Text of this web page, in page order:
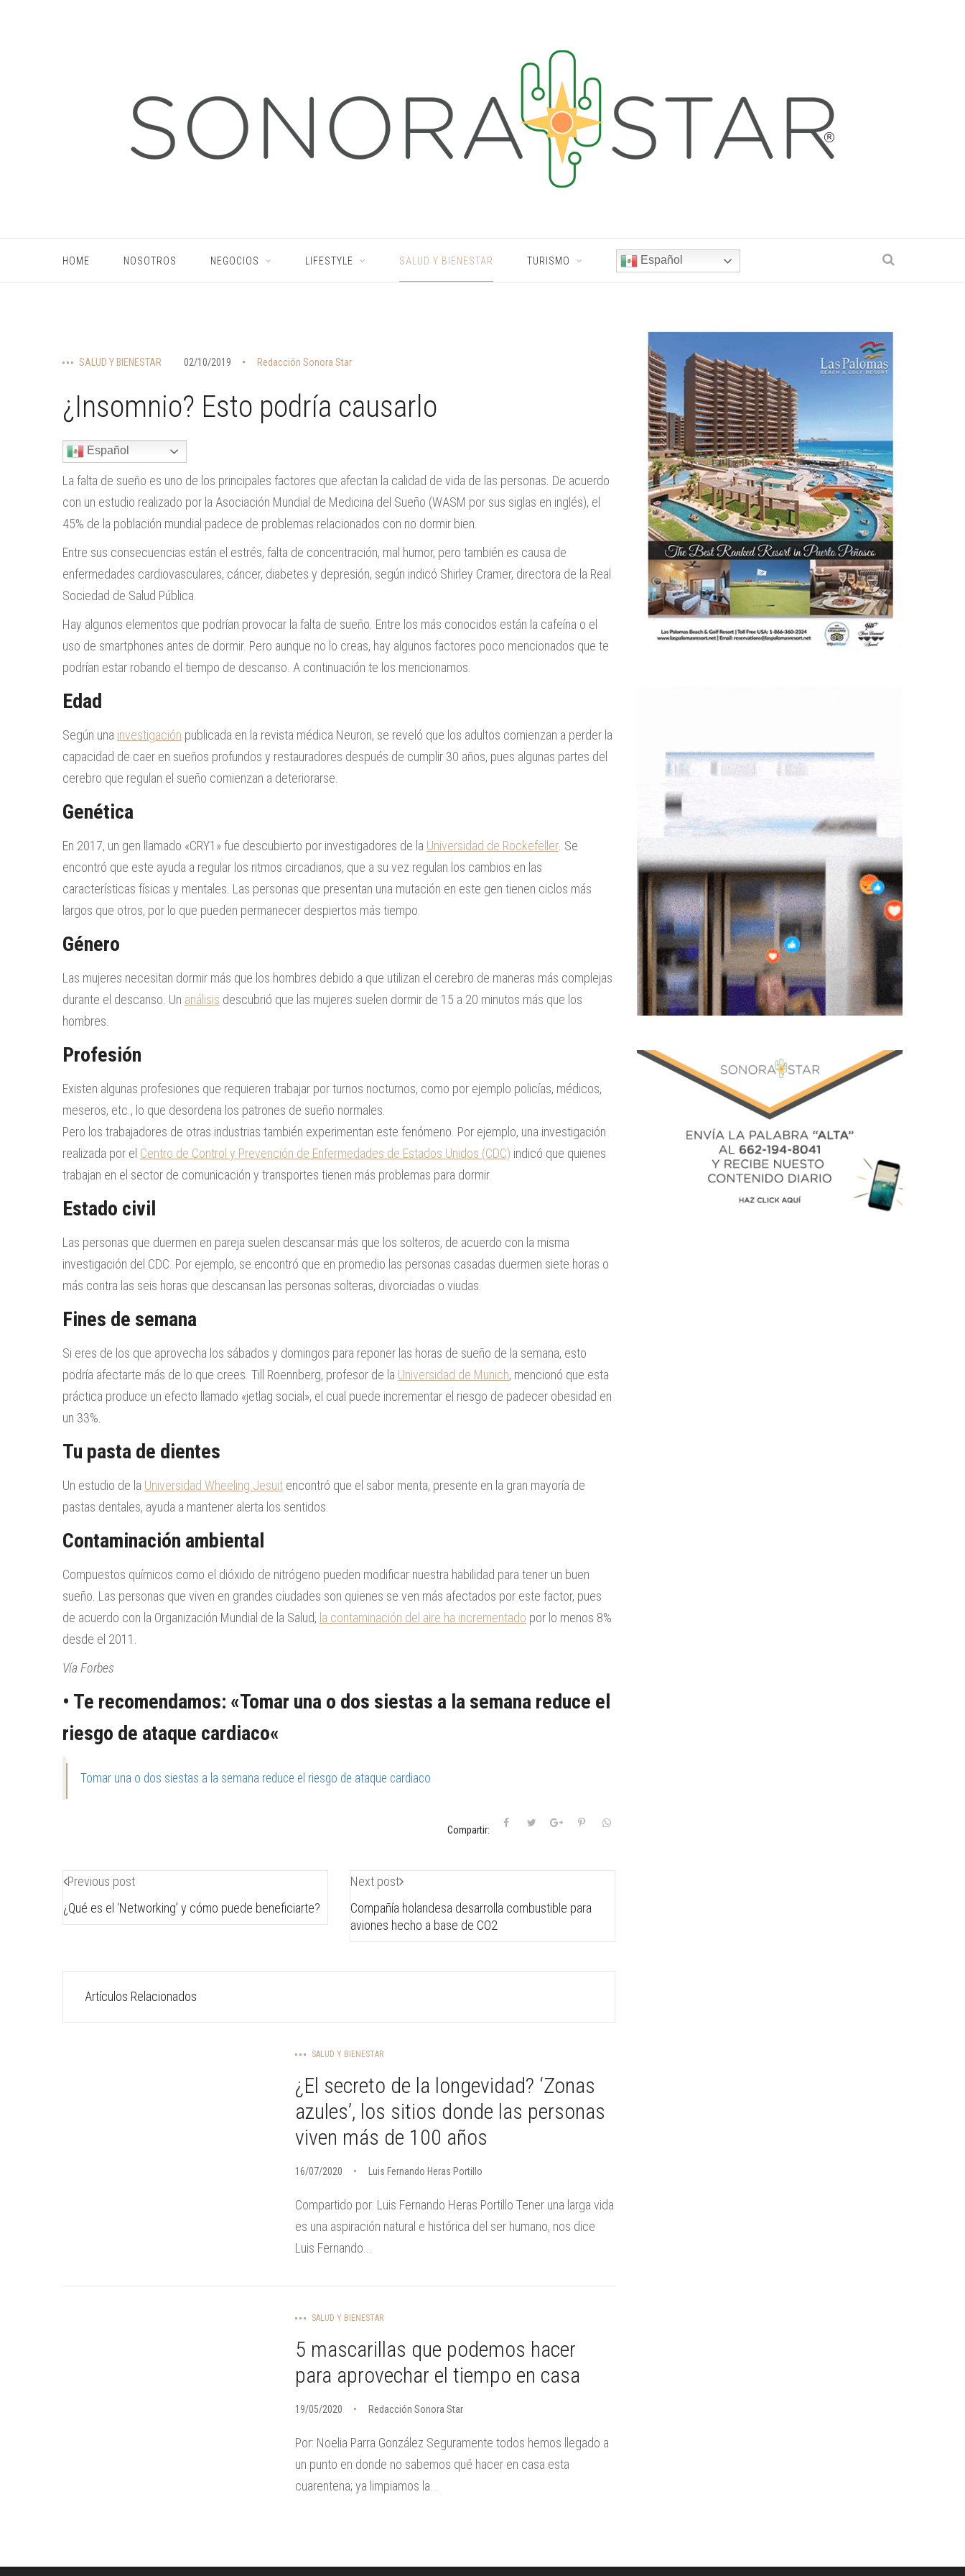
HOME NOSOTROS NEGOCIOS LIFESTYLE SALUD Y BIENESTAR TURISMO Español
SALUD Y BIENESTAR 02/10/2019 Redacción Sonora Star
¿Insomnio? Esto podría causarlo
Español
La falta de sueño es uno de los principales factores que afectan la calidad de vida de las personas. De acuerdo
con un estudio realizado por la Asociación Mundial de Medicina del Sueño (WASM por sus siglas en inglés), el
45% de la población mundial padece de problemas relacionados con no dormir bien.
Entre sus consecuencias están el estrés, falta de concentración, mal humor, pero también es causa de
enfermedades cardiovasculares, cáncer, diabetes y depresión, según indicó Shirley Cramer, directora de la Real
Sociedad de Salud Pública.
Hay algunos elementos que podrían provocar la falta de sueño. Entre los más conocidos están la cafeína o el
uso de smartphones antes de dormir. Pero aunque no lo creas, hay algunos factores poco mencionados que te
podrían estar robando el tiempo de descanso. A continuación te los mencionamos.
Edad
Según una investigación publicada en la revista médica Neuron, se reveló que los adultos comienzan a perder la
capacidad de caer en sueños profundos y restauradores después de cumplir 30 años, pues algunas partes del
cerebro que regulan el sueño comienzan a deteriorarse.
Genética
En 2017, un gen llamado «CRY1» fue descubierto por investigadores de la Universidad de Rockefeller . Se
encontró que este ayuda a regular los ritmos circadianos, que a su vez regulan los cambios en las
características físicas y mentales. Las personas que presentan una mutación en este gen tienen ciclos más
largos que otros, por lo que pueden permanecer despiertos más tiempo.
Género
Las mujeres necesitan dormir más que los hombres debido a que utilizan el cerebro de maneras más complejas
durante el descanso. Un análisis descubrió que las mujeres suelen dormir de 15 a 20 minutos más que los
hombres.
Profesión
Existen algunas profesiones que requieren trabajar por turnos nocturnos, como por ejemplo policías, médicos,
meseros, etc., lo que desordena los patrones de sueño normales.
Pero los trabajadores de otras industrias también experimentan este fenómeno. Por ejemplo, una investigación
realizada por el Centro de Control y Prevención de Enfermedades de Estados Unidos (CDC) indicó que quienes
trabajan en el sector de comunicación y transportes tienen más problemas para dormir.
Estado civil
Las personas que duermen en pareja suelen descansar más que los solteros, de acuerdo con la misma
investigación del CDC. Por ejemplo, se encontró que en promedio las personas casadas duermen siete horas o
más contra las seis horas que descansan las personas solteras, divorciadas o viudas.
Fines de semana
Si eres de los que aprovecha los sábados y domingos para reponer las horas de sueño de la semana, esto
podría afectarte más de lo que crees. Till Roennberg, profesor de la Universidad de Munich, mencionó que esta
práctica produce un efecto llamado «jetlag social», el cual puede incrementar el riesgo de padecer obesidad en
un 33%.
Tu pasta de dientes
Un estudio de la Universidad Wheeling Jesuit encontró que el sabor menta, presente en la gran mayoría de
pastas dentales, ayuda a mantener alerta los sentidos.
Contaminación ambiental
Compuestos químicos como el dióxido de nitrógeno pueden modificar nuestra habilidad para tener un buen
sueño. Las personas que viven en grandes ciudades son quienes se ven más afectados por este factor, pues
de acuerdo con la Organización Mundial de la Salud, la contaminación del aire ha incrementado por lo menos 8%
desde el 2011.
Vía Forbes
• Te recomendamos: «Tomar una o dos siestas a la semana reduce el
riesgo de ataque cardiaco«
Tomar una o dos siestas a la semana reduce el riesgo de ataque cardiaco
Compartir:
Previous post
¿Qué es el ‘Networking’ y cómo puede beneficiarte?
Next post
Compañía holandesa desarrolla combustible para
aviones hecho a base de CO2
Artículos Relacionados
SALUD Y BIENESTAR
¿El secreto de la longevidad? ‘Zonas
azules’, los sitios donde las personas
viven más de 100 años
16/07/2020 Luis Fernando Heras Portillo
Compartido por: Luis Fernando Heras Portillo Tener una larga vida
es una aspiración natural e histórica del ser humano, nos dice
Luis Fernando...
SALUD Y BIENESTAR
5 mascarillas que podemos hacer
para aprovechar el tiempo en casa
19/05/2020 Redacción Sonora Star
Por: Noelia Parra González Seguramente todos hemos llegado a
un punto en donde no sabemos qué hacer en casa esta
cuarentena; ya limpiamos la...